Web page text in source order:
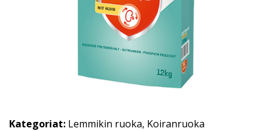
Kategoriat: Lemmikin ruoka, Koiranruoka